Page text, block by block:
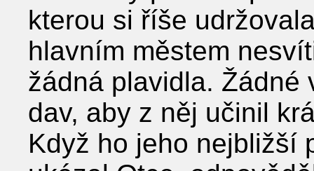
kterou si říše
hlavním městem
žádná plavidla. Žádné
dav, aby z něj učinil
Když ho jeho nejbližší